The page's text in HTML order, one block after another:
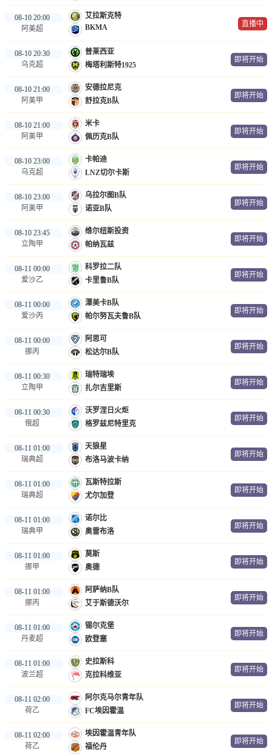
08-10 20:00
阿美超
艾拉斯克特
BKMA
直播中
08-10 20:30
乌克超
普莱西亚
梅塔利斯特1925
即将开始
08-10 21:00
阿美甲
安德拉尼克
舒拉克B队
即将开始
08-10 21:00
阿美甲
米卡
佩历克B队
即将开始
08-10 23:00
乌克超
卡帕迪
LNZ切尔卡斯
即将开始
08-10 23:00
阿美甲
乌拉尔图B队
诺亚B队
即将开始
08-10 23:45
立陶甲
维尔纽斯投资
帕纳瓦兹
即将开始
08-11 00:00
爱沙乙
科罗拉二队
卡里鲁B队
即将开始
08-11 00:00
爱沙丙
潭美卡B队
帕尔努瓦夫鲁B队
即将开始
08-11 00:00
挪丙
阿思可
松达尔B队
即将开始
08-11 00:30
立陶甲
瑞特瑞埃
扎尔吉里斯
即将开始
08-11 00:30
俄超
沃罗涅日火炬
格罗兹尼特里克
即将开始
08-11 01:00
瑞典超
天狼星
布洛马波卡纳
即将开始
08-11 01:00
瑞典超
瓦斯特拉斯
尤尔加登
即将开始
08-11 01:00
瑞典甲
诺尔比
奥雷布洛
即将开始
08-11 01:00
挪甲
莫斯
奥德
即将开始
08-11 01:00
挪丙
阿萨纳B队
艾于斯德沃尔
即将开始
08-11 01:00
丹麦超
锡尔克堡
欧登塞
即将开始
08-11 01:00
波兰超
史拉斯科
克拉科维亚
即将开始
08-11 02:00
荷乙
阿尔克马尔青年队
FC埃因霍温
即将开始
08-11 02:00
荷乙
埃因霍温青年队
福伦丹
即将开始